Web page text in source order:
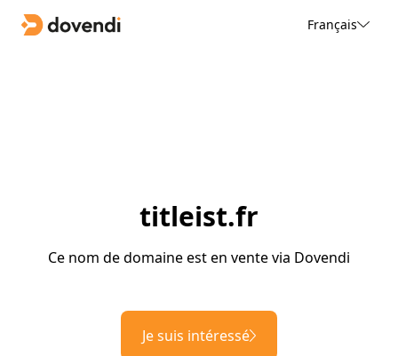
Français
titleist.fr
Ce nom de domaine est en vente via Dovendi
Je suis intéressé